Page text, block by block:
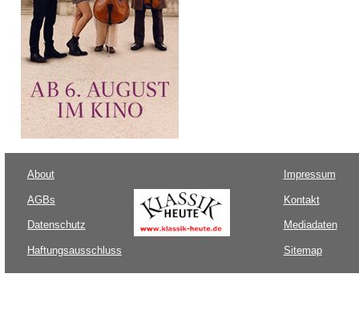
About
AGBs
Datenschutz
Haftungsausschluss
Impressum
Kontakt
Mediadaten
Sitemap